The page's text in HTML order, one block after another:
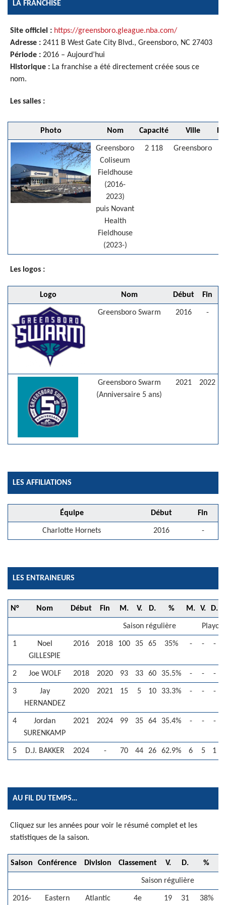
LA FRANCHISE
Site officiel : https://greensboro.gleague.nba.com/
Adresse : 2411 B West Gate City Blvd., Greensboro, NC 27403
Période : 2016 – Aujourd’hui
Historique : La franchise a été directement créée sous ce
nom.
Les salles :
Photo Nom Capacité Ville
Greensboro
Coliseum
Fieldhouse
(2016-
2023)
puis Novant
Health
Fieldhouse
(2023-)
2 118 Greensboro
Les logos :
Logo Nom Début Fin
Greensboro Swarm 2016 -
Greensboro Swarm
(Anniversaire 5 ans)
2021 2022
LES AFFILIATIONS
Équipe Début Fin
Charlotte Hornets 2016 -
LES ENTRAINEURS
N° Nom Début Fin M. V. D. % M. V. D.
Saison régulière
1
Noel
GILLESPIE
2016 2018 100 35 65 35% - - -
2 Joe WOLF 2018 2020 93 33 60 35.5% - - -
3
Jay
HERNANDEZ
2020 2021 15 5 10 33.3% - - -
4
Jordan
SURENKAMP
2021 2024 99 35 64 35.4% - - -
5 D.J. BAKKER 2024 - 70 44 26 62.9% 6 5 1
AU FIL DU TEMPS…
Cliquez sur les années pour voir le résumé complet et les
statistiques de la saison.
Saison Conférence Division Classement V. D. %
Saison régulière
2016- Eastern Atlantic 4e 19 31 38%